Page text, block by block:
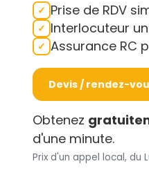
Prise de RDV
Interlocuteur
Assurance RC
Devis / rendez-
Obtenez
d'une minute.
Prix d'un appel local, du